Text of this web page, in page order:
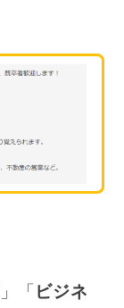
」「 ビジネ